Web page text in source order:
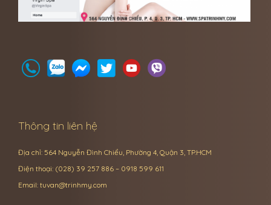
Thông tin liên hệ
Địa chỉ: 564 Nguyễn Đình Chiểu, Phường 4, Quận 3, TP.HCM
Điện thoại: (028) 39 257 886 – 0918 599 611
Email: tuvan@trinhmy.com